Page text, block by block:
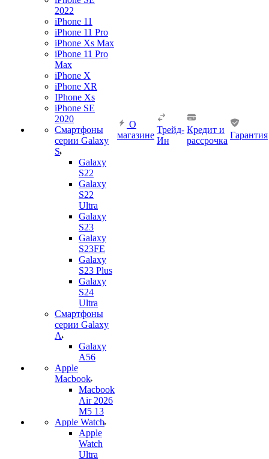
2022
iPhone 11
iPhone 11 Pro
iPhone Xs Max
iPhone 11 Pro
Max
iPhone X
iPhone XR
IPhone Xs
iPhone SE
2020
Смартфоны
серии Galaxy
S
Galaxy
S22
Galaxy
S22
Ultra
Galaxy
S23
Galaxy
S23FE
Galaxy
S23 Plus
Galaxy
S24
Ultra
Смартфоны
серии Galaxy
A
Galaxy
A56
Apple
Macbook
Macbook
Air 2026
M5 13
Apple Watch
Apple
Watch
Ultra
О
магазине
Трейд-
Ин
Кредит и
рассрочка
Гарантия